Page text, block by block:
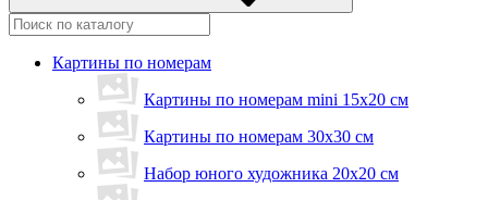
Картины по номерам
Картины по номерам mini 15х20 см
Картины по номерам 30x30 см
Набор юного художника 20х20 см